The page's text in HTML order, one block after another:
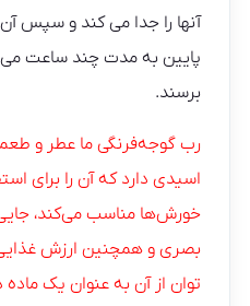
آنها را جدا می کند و سپس آن
پایین به مدت چند ساعت می
برسند.
رب گوجه‌فرنگی ما عطر و
اسیدی دارد که آن را برای
خورش‌ها مناسب می‌کند،
بصری و همچنین ارزش
توان از آن به عنوان یک ماده